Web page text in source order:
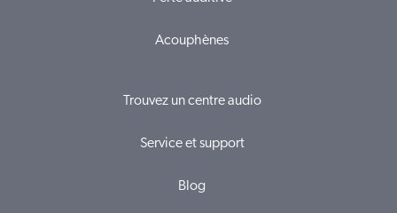
Acouphènes
Trouvez un centre audio
Service et support
Blog